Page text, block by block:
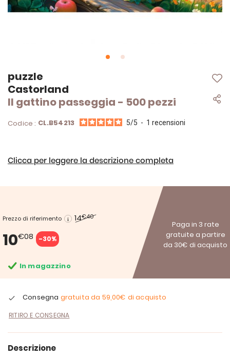
puzzle
Castorland
Il gattino passeggia - 500 pezzi
Codice : CL.B54213 5/5 - 1recensioni
Clicca per leggere la descrizione completa
Prezzo di riferimento 14€40
10€08 -30%
Paga in 3 rate
gratuite a partire
da 30€ di acquisto
In magazzino
Consegna gratuita da 59,00€ di acquisto
RITIRO E CONSEGNA
all'inizio
della
galleria
immagini
Descrizione